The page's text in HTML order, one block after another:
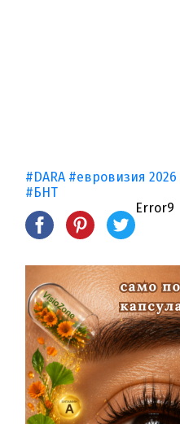
#DARA #евровизия 2026
#БНТ
Error9